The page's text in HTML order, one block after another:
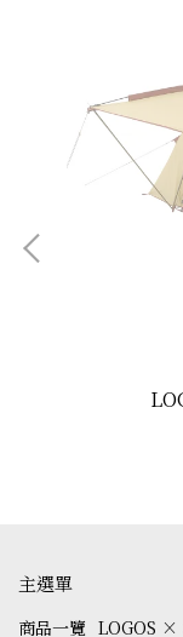
主選單
商品一覽 LOGOS ×